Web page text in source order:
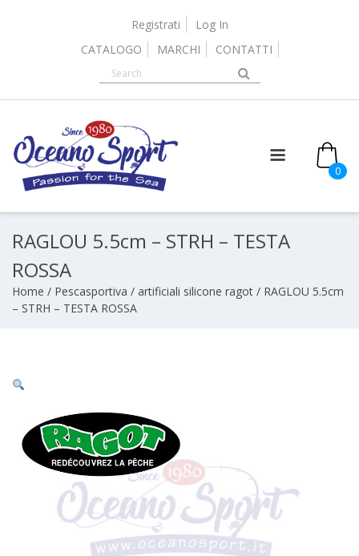
Registrati
Log In
CATALOGO
MARCHI CONTATTI
0
RAGLOU 5.5cm – STRH – TESTA
ROSSA
Home / Pescasportiva / artificiali silicone ragot / RAGLOU 5.5cm
– STRH – TESTA ROSSA